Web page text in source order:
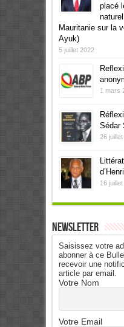
placé
Mauritanie sur la
Ayuk)
5 juillet 2022
1 mars
Sédar
26
16
Newsletter
Saisissez votre
abonner à ce
recevoir une
article par email.
Votre Nom
Votre Email